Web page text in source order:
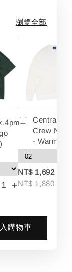
瀏覽全部
+
Crew
- Warm
NT$ 1,692
NT$ 1,880
購物車